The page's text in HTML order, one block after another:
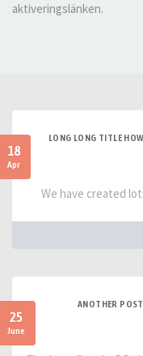
aktiveringslänken.
18
Apr
LONG LONG TITLE
We have created
25
June
ANOTHER